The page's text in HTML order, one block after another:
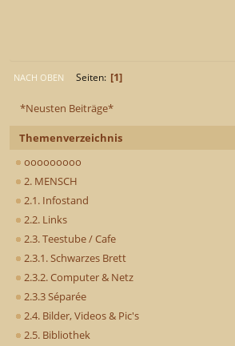
*Neusten Beiträge*
Themenverzeichnis
ooooooooo
2. MENSCH
2.1. Infostand
2.2. Links
2.3. Teestube / Cafe
2.3.1. Schwarzes Brett
2.3.2. Computer & Netz
2.3.3 Séparée
2.4. Bilder, Videos & Pic's
2.5. Bibliothek
NACH OBEN Seiten 1